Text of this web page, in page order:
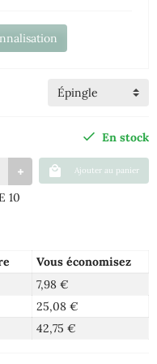
En stock
Ajouter au panier
10
Vous économisez
7,98 €
25,08 €
42,75 €